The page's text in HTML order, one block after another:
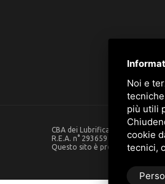
CBA dei Lubrificanti Spa - P. IVA
R.E.A. n° 293659 - REG.
Questo sito è protetto da
Noi e
più utili
cookie
tecnici,